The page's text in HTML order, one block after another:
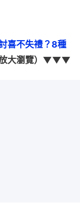
喜不失禮？8種
放大瀏覽）▼▼▼